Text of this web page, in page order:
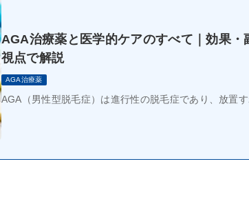
AGA治療薬と医学的ケアのすべて｜効果・
視点で解説
AGA治療薬
AGA（男性型脱毛症）は進行性の脱毛症であり、放置